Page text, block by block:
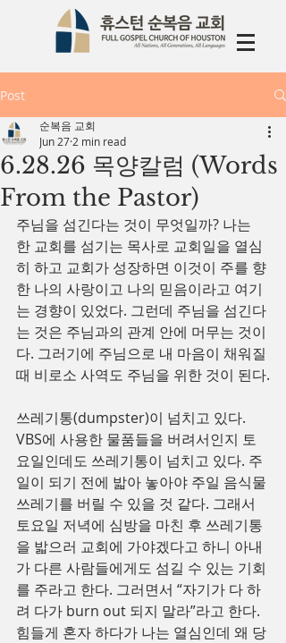
Post
6.28.26 목양칼럼 (Words
From the Pastor)
순복음 교회
Jun 27 2 min read
주님을 섬긴다는 것이 무엇일까? 나는
한 교회를 섬기는 목사로 교회일을 열심
히 하고 교회가 성장하면 이것이 주를 향
한 나의 사랑이고 나의 믿음이라고 여기
는 경향이 있었다. 그런데 주님을 섬긴다
는 것은 주님과의 관계 안에 머무는 것이
다. 그러기에 주님으로 내 마음이 채워질
때 비로소 사역도 주님을 위한 것이 된다.
쓰레기통(dumpster)이 넘치고 있다.
VBS에 사용한 물품들을 버려서인지 토
요일인데도 쓰레기통이 넘치고 있다. 주
일이 되기 전에 밟아 놓아야 주일 음식물
쓰레기를 버릴 수 있을 것 같다. 그래서
토요일 저녁에 심방을 마친 후 쓰레기통
을 밟으러 교회에 가야겠다고 하니 아내
가 다른 사람들에게도 섬길 수 있는 기회
를 주라고 한다. 그러면서 “자기가 다 하
려 다가 burn out 되지 말라”라고 한다.
힘들게 혼자 하다가 나는 열심인데 왜 당